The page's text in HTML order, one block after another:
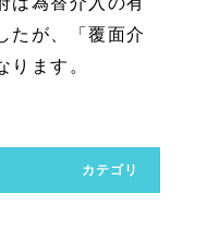
たが、「覆面介
ります。
カテゴリ